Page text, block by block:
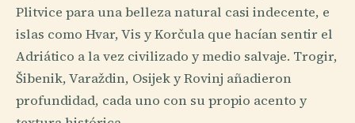
Plitvice para una belleza natural casi indecente, e
islas como Hvar, Vis y Korčula que hacían sentir el
Adriático a la vez civilizado y medio salvaje. Trogir,
Šibenik, Varaždin, Osijek y Rovinj añadieron
profundidad, cada uno con su propio acento y